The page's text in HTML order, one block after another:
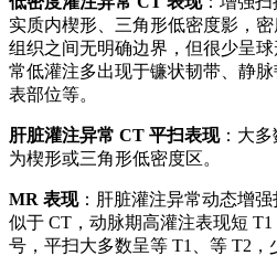
实质内楔形、三角形低密度影，
组织之间无明确边界，但很少呈
常低灌注多出现于镰状韧带、静
表部位等。
肝脏灌注异常 CT 平扫表现：大多
为楔形或三角形低密度区。
MR 表现：肝脏灌注异常动态增
似于 CT，动脉期高灌注表现短
号，平扫大多数呈等 T1、等 T2，